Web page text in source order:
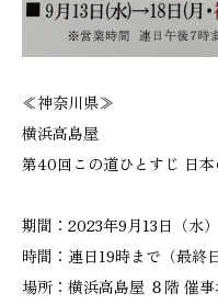
≪神奈川県≫
横浜高島屋
第40回この道ひとすじ 日
期間：2023年9月13日（水
時間：連日19時まで（最終
場所：横浜高島屋 ８階 催